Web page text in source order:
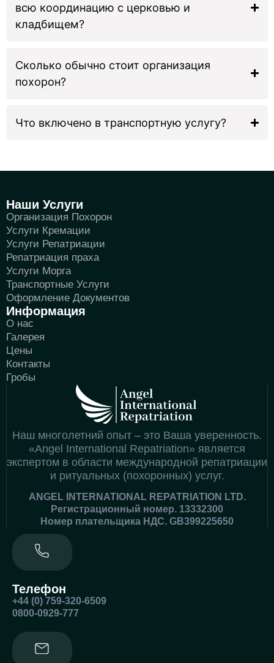
всю координацию с церковью и
кладбищем?
Сколько обычно стоит организация
похорон?
Что включено в транспортную услугу?
Наши Услуги
Организация Похорон
Услуги Кремации
Услуги Репатриации
Репатриация праха
Услуги Морга
Транспортные Услуги
Оформление Документов
Информация
О нас
Галерея
Цены
Контакты
Гробы
Наш многолетний опыт – это Ваша уверенность.
«Angel International Repatriation» является
экспертом в области международной репатриации
и ритуальных (похоронных) услуг.
ANGEL INTERNATIONAL REPATRIATION LTD.
Регистрационный номер. 13332300
Номер плательщика НДС. GB399225650
Телефон
+44 (0) 759-320-6509
0800-0929-777